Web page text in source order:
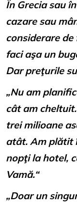
În Grecia sau
cazare sau
considerare
faci aşa un
Dar preţurile
„Nu am
cât am
trei milioane
atât. Am plătit
nopţi la hotel,
Vamă.“
„Doar un